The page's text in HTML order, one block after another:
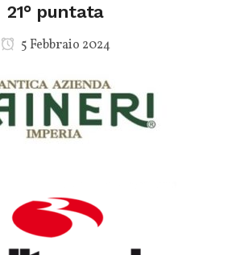
21° puntata
5 Febbraio 2024